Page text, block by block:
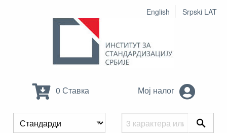
English Srpski LAT
0 Ставка Мој налог